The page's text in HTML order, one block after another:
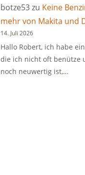
botze53zu Keine
mehr von Makita und
14. Juli 2026
Hallo Robert, ich habe
die ich nicht oft benütze
noch neuwertig ist,…